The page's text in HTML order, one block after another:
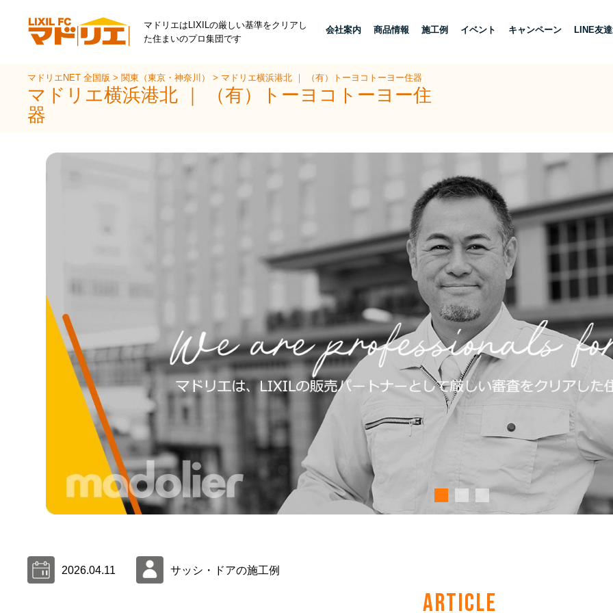
マドリエはLIXILの厳しい基準をクリアし
た住まいのプロ集団です
会社案内 商品情報 施工例 イベント キャンペーン LINE友
マドリエNET 全国版> 関東（東京・神奈川）> マドリエ横浜港北 ｜ （有）トーヨコトーヨー住器
マドリエ横浜港北 ｜ （有）トーヨコトーヨー住
器
2026.04.11 サッシ・ドアの施工例
ARTICLE